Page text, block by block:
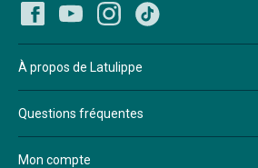
À propos de Latulippe
Questions fréquentes
Mon compte